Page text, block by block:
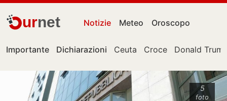
urnet Notizie Meteo Oroscopo
Importante Dichiarazioni Ceuta Croce Donald
5
foto